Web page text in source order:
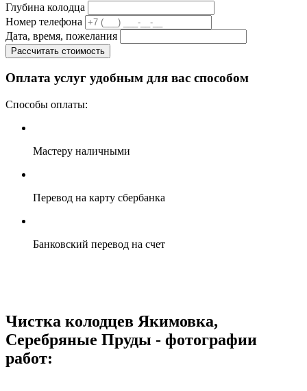
Глубина колодца
Номер телефона
Дата, время, пожелания
Рассчитать стоимость
Оплата услуг удобным для вас способом
Способы оплаты:
Мастеру наличными
Перевод на карту сбербанка
Банковский перевод на счет
Чистка колодцев Якимовка,
Серебряные Пруды - фотографии
работ: